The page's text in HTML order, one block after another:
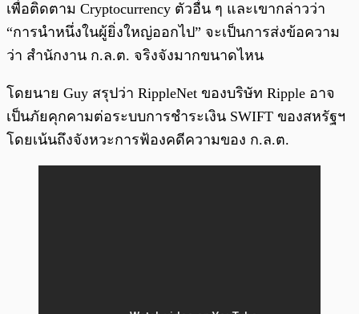
เพื่อติดตาม Cryptocurrency ตัวอื่น ๆ และเขากล่าวว่า
“การนำหนึ่งในผู้ยิ่งใหญ่ออกไป” จะเป็นการส่งข้อความ
ว่า สำนักงาน ก.ล.ต. จริงจังมากขนาดไหน
โดยนาย Guy สรุปว่า RippleNet ของบริษัท Ripple อาจ
เป็นภัยคุกคามต่อระบบการชำระเงิน SWIFT ของสหรัฐฯ
โดยเน้นถึงจังหวะการฟ้องคดีความของ ก.ล.ต.